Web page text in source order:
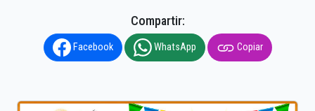
Compartir:
Facebook WhatsApp Copiar